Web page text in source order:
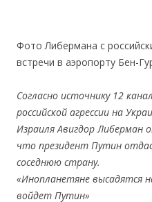
Фото Либермана с
встречи в аэропорту Бен-
Согласно источнику 12
российской агрессии на
Израиля Авигдор Либерман
что президент Путин
соседнюю страну.
«Инопланетяне высадятся
войдет Путин»